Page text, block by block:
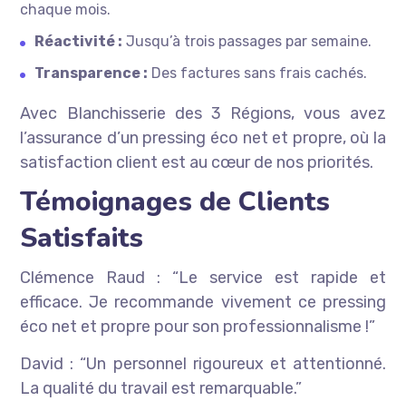
chaque mois.
Réactivité : Jusqu’à trois passages par semaine.
Transparence : Des factures sans frais cachés.
Avec Blanchisserie des 3 Régions, vous avez
l’assurance d’un pressing éco net et propre, où la
satisfaction client est au cœur de nos priorités.
Témoignages de Clients
Satisfaits
Clémence Raud : “Le service est rapide et
efficace. Je recommande vivement ce pressing
éco net et propre pour son professionnalisme !”
David : “Un personnel rigoureux et attentionné.
La qualité du travail est remarquable.”